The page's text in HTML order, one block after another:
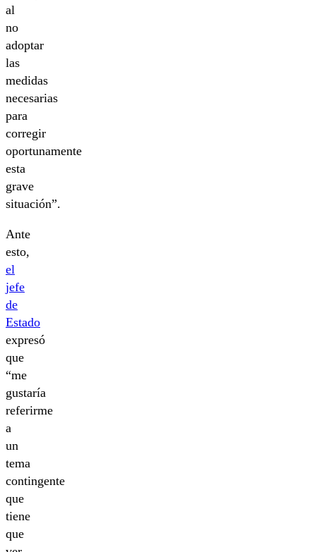
al
no
adoptar
las
medidas
necesarias
para
corregir
oportunamente
esta
grave
situación”.
Ante
esto,
el
jefe
de
Estado
expresó
que
“me
gustaría
referirme
a
un
tema
contingente
que
tiene
que